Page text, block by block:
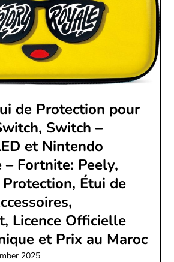
de Protection pour
Switch –
et Nintendo
Fortnite: Peely,
Étui de
Licence Officielle
et Prix au Maroc
2025